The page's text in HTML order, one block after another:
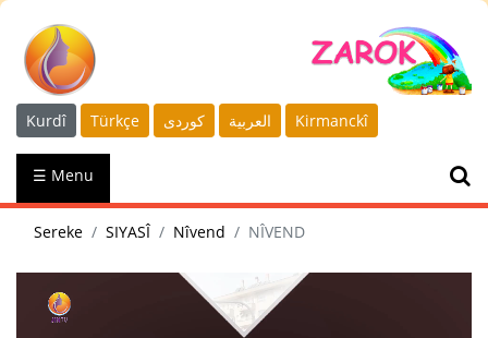
Kurdî Türkçe كوردى العربية Kirmanckî
☰ Menu
Sereke SIYASÎ Nîvend NÎVEND